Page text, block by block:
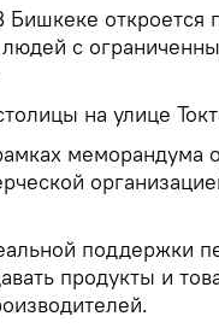
Бишкеке откроется
с
на улице
меморандума
поддержки
продукты и